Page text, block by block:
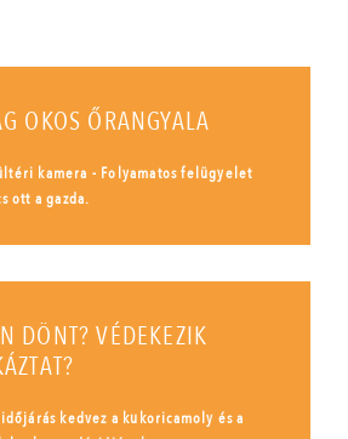
OKOS ŐRANGYALA
kamera - Folyamatos felügyelet
ott a gazda.
DÖNT? VÉDEKEZIK
kedvez a kukoricamoly és a